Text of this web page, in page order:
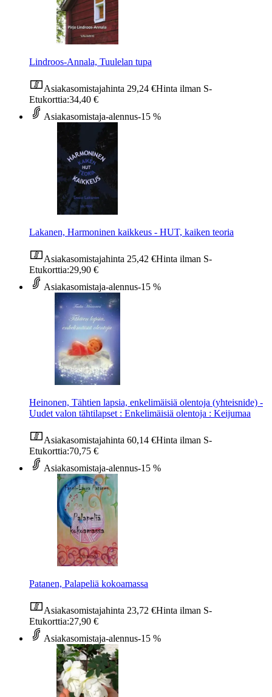
Lindroos-Annala, Tuulelan tupa
Asiakasomistajahinta 29,24 €Hinta ilman S-
Etukorttia:34,40 €
Asiakasomistaja-alennus-15 %
Lakanen, Harmoninen kaikkeus - HUT, kaiken teoria
Asiakasomistajahinta 25,42 €Hinta ilman S-
Etukorttia:29,90 €
Asiakasomistaja-alennus-15 %
Heinonen, Tähtien lapsia, enkelimäisiä olentoja (yhteisnide) -
Uudet valon tähtilapset : Enkelimäisiä olentoja : Keijumaa
Asiakasomistajahinta 60,14 €Hinta ilman S-
Etukorttia:70,75 €
Asiakasomistaja-alennus-15 %
Patanen, Palapeliä kokoamassa
Asiakasomistajahinta 23,72 €Hinta ilman S-
Etukorttia:27,90 €
Asiakasomistaja-alennus-15 %